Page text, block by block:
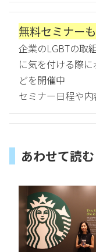
無料セミナー
企業のLGBTの取
に気を付ける際
どを開催中
セミナー日程や
あわせて読む